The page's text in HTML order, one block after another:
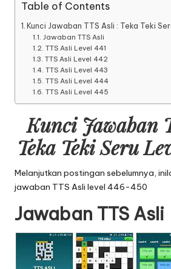
Table of Contents
Kunci Jawaban TTS Asli : Teka Teki
Jawaban TTS Asli
TTS Asli Level 441
TTS Asli Level 442
TTS Asli Level 443
TTS Asli Level 444
TTS Asli Level 445
Kunci Jawaban
Teka Teki Seru
Melanjutkan postingan sebelumnya,
jawaban TTS Asli level 446-450
Jawaban TTS Asli